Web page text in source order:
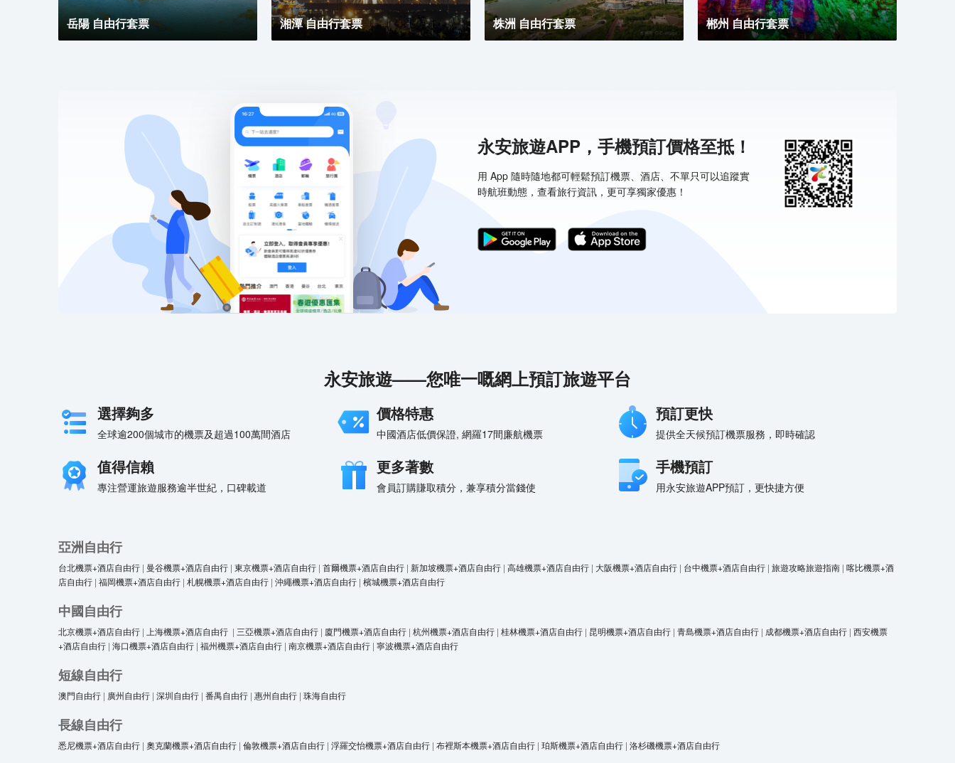
岳陽 自由行套票 湘潭 自由行套票 株洲 自由行套票 郴州 自由行套票
永安旅遊APP，手機預訂價格至抵！
用 App 隨時隨地都可輕鬆預訂機票、酒店、不單只可以追蹤實
時航班動態，查看旅行資訊，更可享獨家優惠！
永安旅遊——您唯一嘅網上預訂旅遊平台
選擇夠多
全球逾200個城市的機票及超過100萬間酒店
價格特惠
中國酒店低價保證, 網羅17間廉航機票
預訂更快
提供全天候預訂機票服務，即時確認
值得信賴
專注營運旅遊服務逾半世紀，口碑載道
更多著數
會員訂購賺取積分，兼享積分當錢使
手機預訂
用永安旅遊APP預訂，更快捷方便
亞洲自由行
台北機票+酒店自由行 | 曼谷機票+酒店自由行 | 東京機票+酒店自由行 | 首爾機票+酒店自由行 | 新加坡機票+酒店自由行 | 高雄機票+酒店自由行 | 大阪機票+酒店自由行 | 台中機票+酒店自由行 | 旅遊攻略旅遊指南 | 喀比機票+酒
店自由行 | 福岡機票+酒店自由行 | 札幌機票+酒店自由行 | 沖繩機票+酒店自由行 | 檳城機票+酒店自由行
中國自由行
北京機票+酒店自由行 | 上海機票+酒店自由行 | 三亞機票+酒店自由行 | 廈門機票+酒店自由行 | 杭州機票+酒店自由行 | 桂林機票+酒店自由行 | 昆明機票+酒店自由行 | 青島機票+酒店自由行 | 成都機票+酒店自由行 | 西安機票
+酒店自由行 | 海口機票+酒店自由行 | 福州機票+酒店自由行 | 南京機票+酒店自由行 | 寧波機票+酒店自由行
短線自由行
澳門自由行 | 廣州自由行 | 深圳自由行 | 番禺自由行 | 惠州自由行 | 珠海自由行
長線自由行
悉尼機票+酒店自由行 | 奧克蘭機票+酒店自由行 | 倫敦機票+酒店自由行 | 浮羅交怡機票+酒店自由行 | 布裡斯本機票+酒店自由行 | 珀斯機票+酒店自由行 | 洛杉磯機票+酒店自由行